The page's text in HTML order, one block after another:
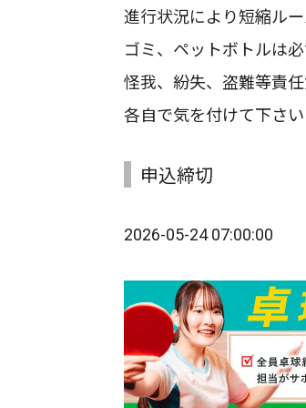
進行状況により短縮ル
ゴミ、ペットボトルは
怪我、紛失、盗難等責
各自で気を付けて下さい
申込締切
2026-05-24 07:00:00